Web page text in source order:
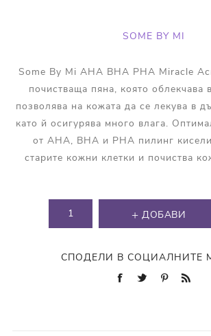
SOME BY MI
Some By Mi AHA BHA PHA Miracle
почистваща пяна, която облекчава
позволява на кожата да се лекува в
като й осигурява много влага.
от AHA, BHA и PHA пилинг
старите кожни клетки и почиства
ДОБАВИ
СПОДЕЛИ В СОЦИАЛНИТЕ